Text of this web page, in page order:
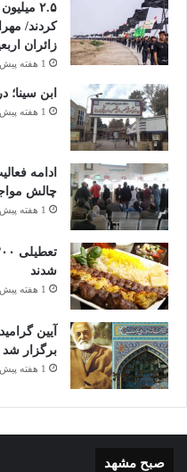
۲.۵
کردند/
زائران
1 هفته پیش
ابن
1 هفته پیش
ادامه
چالش
1 هفته پیش
شدند
1 هفته پیش
آیین
برگزار شد
1 هفته پیش
صبح مشهد